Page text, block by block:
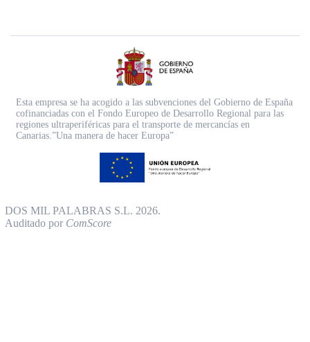
Esta empresa se ha acogido a las subvenciones del Gobierno de España
cofinanciadas con el Fondo Europeo de Desarrollo Regional para las
regiones ultraperiféricas para el transporte de mercancías en
Canarias.”Una manera de hacer Europa”
DOS MIL PALABRAS S.L. 2026.
Auditado por ComScore